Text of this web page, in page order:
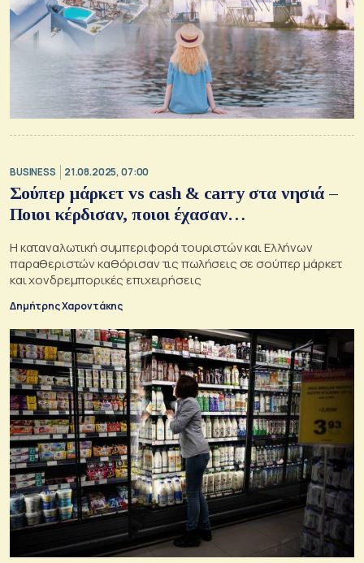
BUSINESS 21.08.2025, 07:00
Σούπερ μάρκετ vs cash & carry στα νησιά –
Ποιοι κέρδισαν, ποιοι έχασαν…
Η καταναλωτική συμπεριφορά τουριστών και Ελλήνων
παραθεριστών καθόρισαν τις πωλήσεις σε σούπερ μάρκετ
και χονδρεμπορικές επιχειρήσεις
Δημήτρης Χαροντάκης